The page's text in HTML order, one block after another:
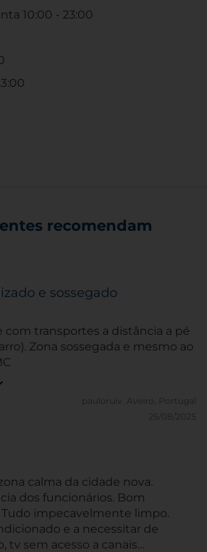
10:00 - 23:00
recomendam
e sossegado
com transportes a distância a pé
Zona sossegada e mesmo ao
pauloruiv. Aveiro, Portugal
25/08/2025
calma da cidade nova.
dos funcionários. Bom
impecavelmente limpo.
e a necessitar de
tv sem acesso a canais